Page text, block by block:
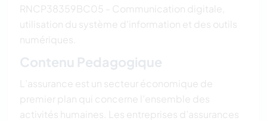
RNCP38359BC05 - Communication digitale,
utilisation du système d'information et des outils
numériques.
Contenu Pedagogique
L’assurance est un secteur économique de
premier plan qui concerne l’ensemble des
activités humaines. Les entreprises d’assurances